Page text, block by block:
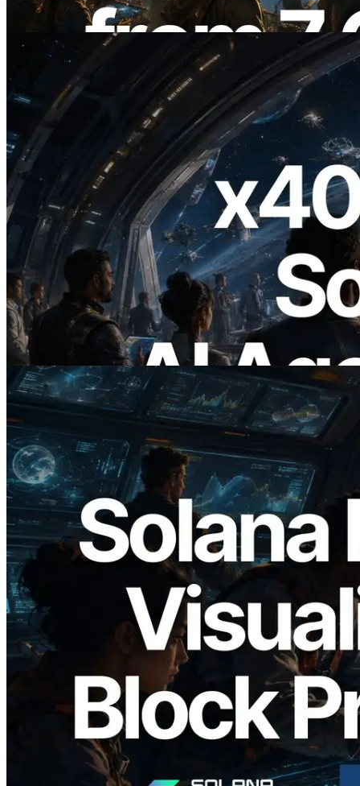
2026.07.04
ERPC Meluncurkan Solana RPC
Berbasis x402 — Era AI Agent
Membayar API yang Dibutuhkan Secara
On Demand
Baca artikel ini
2026.05.24
Validators Solutions Meluncurkan Solana
Block Analyzer — Memvisualisasikan
Waktu Produksi Blok per Slot dan
Validator yang Ditugaskan